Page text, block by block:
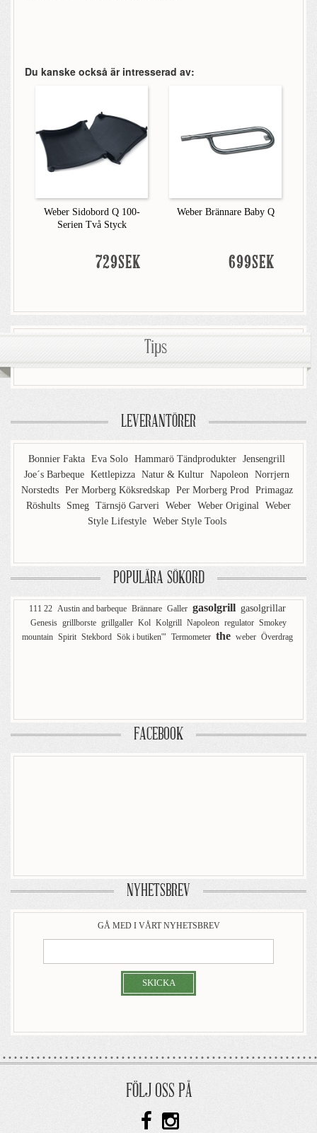
Du kanske också är intresserad av:
Weber Sidobord Q 100-
Serien Två Styck
729SEK
Weber Brännare Baby Q
699SEK
Tips
LEVERANTÖRER
Bonnier Fakta Eva Solo Hammarö Tändprodukter Jensengrill
Joe´s Barbeque Kettlepizza Natur & Kultur Napoleon Norrjern
Norstedts Per Morberg Köksredskap Per Morberg Prod Primagaz
Röshults
Smeg Tärnsjö Garveri Weber Weber Original Weber
Style Lifestyle Weber Style Tools
POPULÄRA SÖKORD
111 22 Austin and barbeque Brännare Galler gasolgrill gasolgrillar
Genesis grillborste grillgaller Kol Kolgrill Napoleon regulator Smokey
mountain Spirit Stekbord Sök i butiken'" Termometer the weber Överdrag
FACEBOOK
NYHETSBREV
GÅ MED I VÅRT NYHETSBREV
SKICKA
FÖLJ OSS PÅ